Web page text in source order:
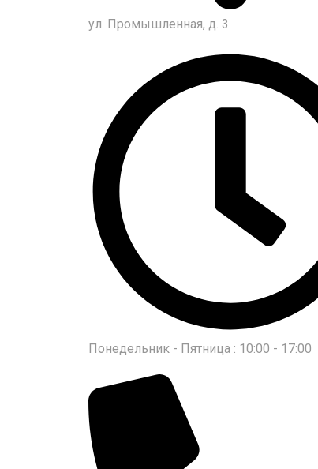
ул. Промышленная, д. 3
Понедельник - Пятница : 10:00 - 17:00